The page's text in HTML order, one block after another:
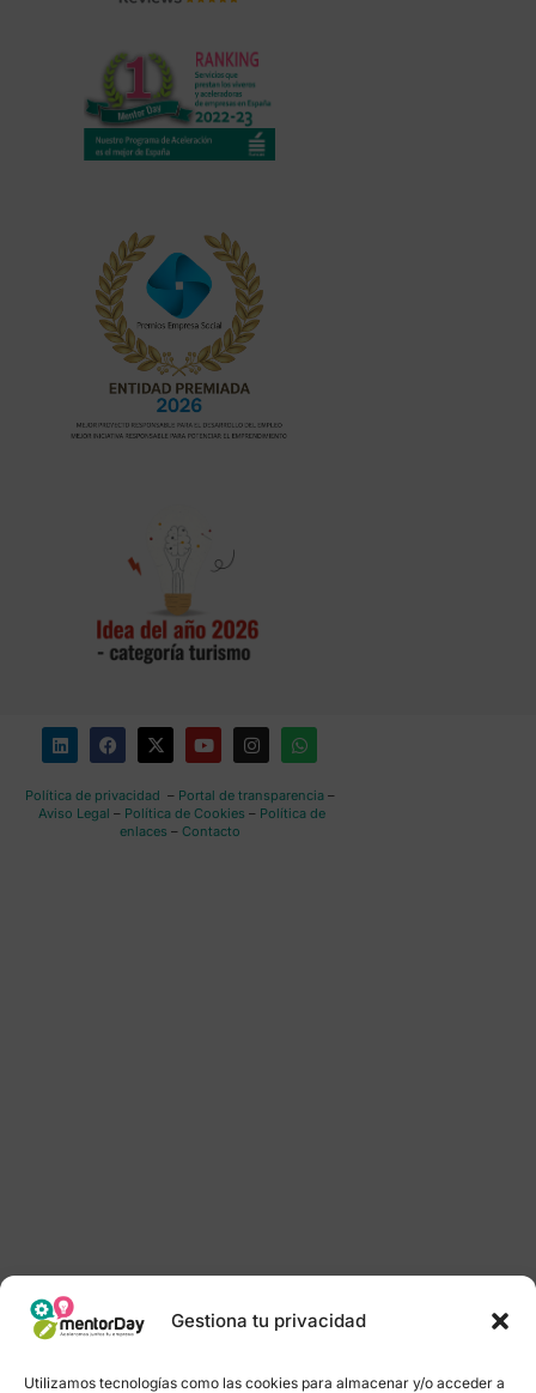
Gestiona tu privacidad
Utilizamos tecnologías como las cookies para almacenar y/o acceder a
Política de privacidad – Portal de transparencia–
Aviso Legal – Política de Cookies – Política de
enlaces – Contacto